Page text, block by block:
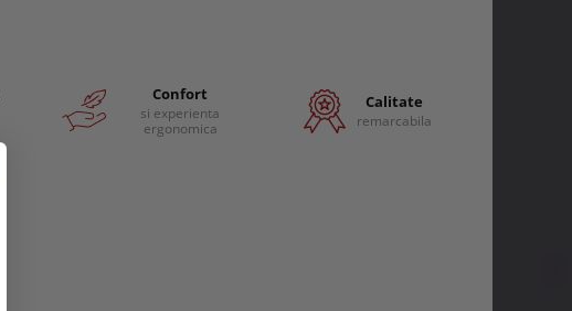
Confort
si experienta
ergonomica
Calitate
remarcabila